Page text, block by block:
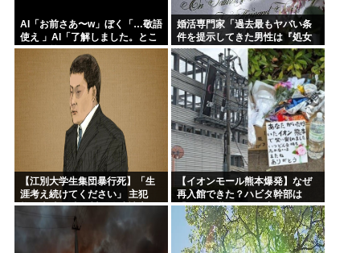
AI「お前さあ〜w」ぼく「…敬語
使え 」AI「了解しました。とこ
ろでお前はどう思いますか？」
婚活専門家「過去最もヤバい条
件を提示してきた男性は『処女
信仰』」ケンモメン…
【江別大学生集団暴行死】「生
涯考え続けてください」 主犯
格・当時18歳の川口侑斗被告に
無期懲役の判決「理不尽以外の
何ものでもない」
【イオンモール熊本爆発】なぜ
再入館できた？ハビタ幹部は
「モール職員は引き止めなかっ
た」イオン「運用を徹底できな
かった可能性」